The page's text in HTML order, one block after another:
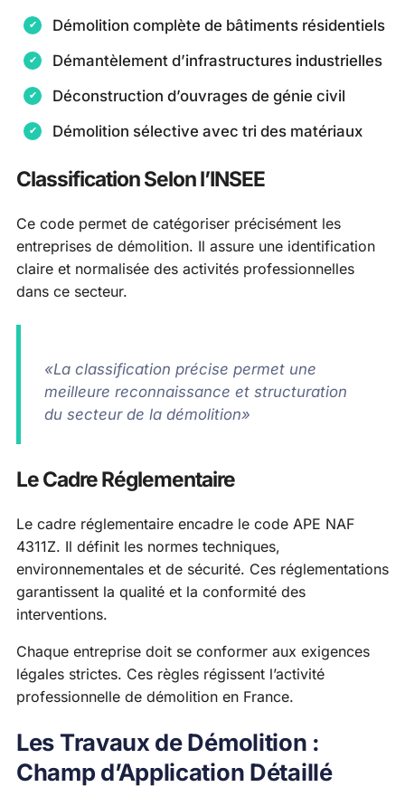
Démolition complète de bâtiments résidentiels
Démantèlement d’infrastructures industrielles
Déconstruction d’ouvrages de génie civil
Démolition sélective avec tri des matériaux
Classification Selon l’INSEE
Ce code permet de catégoriser précisément les
entreprises de démolition. Il assure une identification
claire et normalisée des activités professionnelles
dans ce secteur.
«La classification précise permet une
meilleure reconnaissance et structuration
du secteur de la démolition»
Le Cadre Réglementaire
Le cadre réglementaire encadre le code APE NAF
4311Z. Il définit les normes techniques,
environnementales et de sécurité. Ces réglementations
garantissent la qualité et la conformité des
interventions.
Chaque entreprise doit se conformer aux exigences
légales strictes. Ces règles régissent l’activité
professionnelle de démolition en France.
Les Travaux de Démolition :
Champ d’Application Détaillé